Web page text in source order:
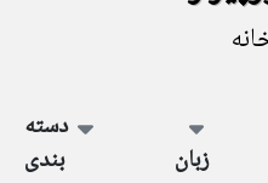
زبان
دسته
بندی